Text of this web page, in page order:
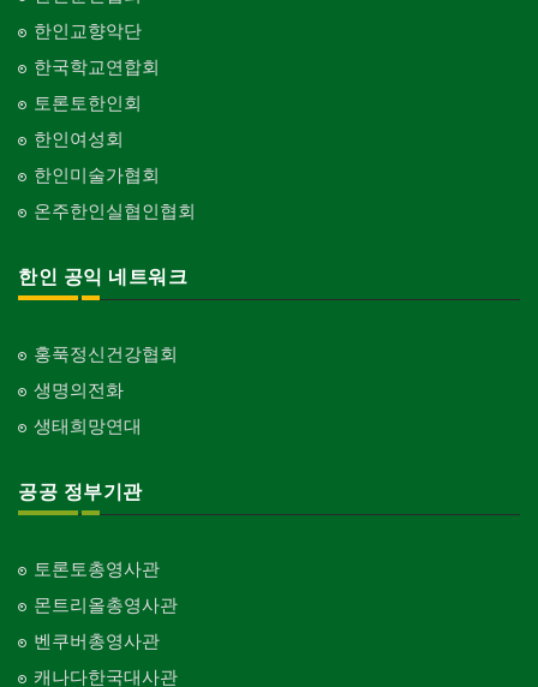
한인교향악단
한국학교연합회
토론토한인회
한인여성회
한인미술가협회
온주한인실협인협회
한인 공익 네트워크
홍푹정신건강협회
생명의전화
생태희망연대
공공 정부기관
토론토총영사관
몬트리올총영사관
벤쿠버총영사관
캐나다한국대사관